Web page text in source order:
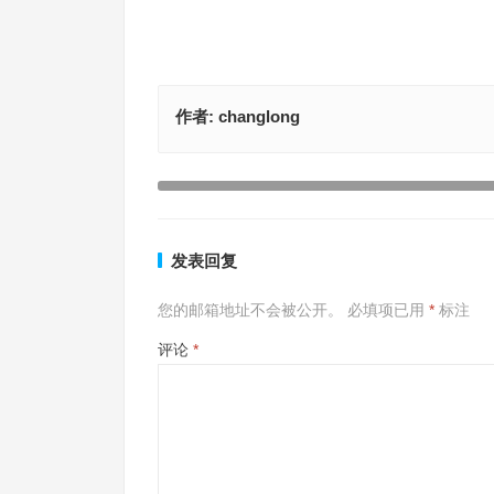
作者: changlong
发表回复
您的邮箱地址不会被公开。 必填项已用 * 标注
评论 *